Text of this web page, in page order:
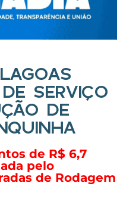
SERVIÇO
DE
de R$ 6,7
pelo
de Rodagem